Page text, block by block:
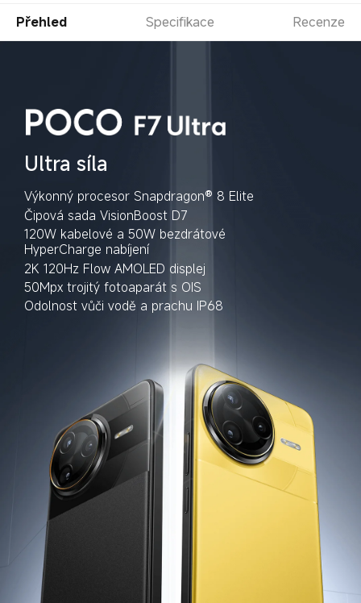
Přehled Specifikace Recenze
Ultra síla
120W kabelové a 50W bezdrátové
HyperCharge nabíjení
Odolnost vůči vodě a prachu IP68